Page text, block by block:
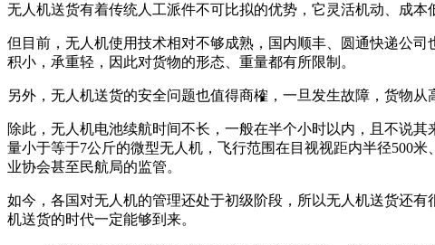
无人机送货有着传统人工派件不可比拟的优势，它灵活机动、成
但目前，无人机使用技术相对不够成熟，国内顺丰、圆通快递公
积小，承重轻，因此对货物的形态、重量都有所限制。
另外，无人机送货的安全问题也值得商榷，一旦发生故障，货物从
除此，无人机电池续航时间不长，一般在半个小时以内，且不说
量小于等于7公斤的微型无人机，飞行范围在目视视距内半径500
业协会甚至民航局的监管。
如今，各国对无人机的管理还处于初级阶段，所以无人机送货还
机送货的时代一定能够到来。